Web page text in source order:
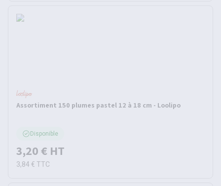
Assortiment 150 plumes pastel 12 à 18 cm - Loolipo
Disponible
3,20 € HT
3,84 € TTC